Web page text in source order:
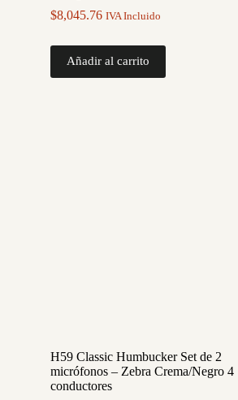
$8,045.76 IVA Incluido
Añadir al carrito
H59 Classic Humbucker Set de 2
micrófonos – Zebra Crema/Negro 4
conductores